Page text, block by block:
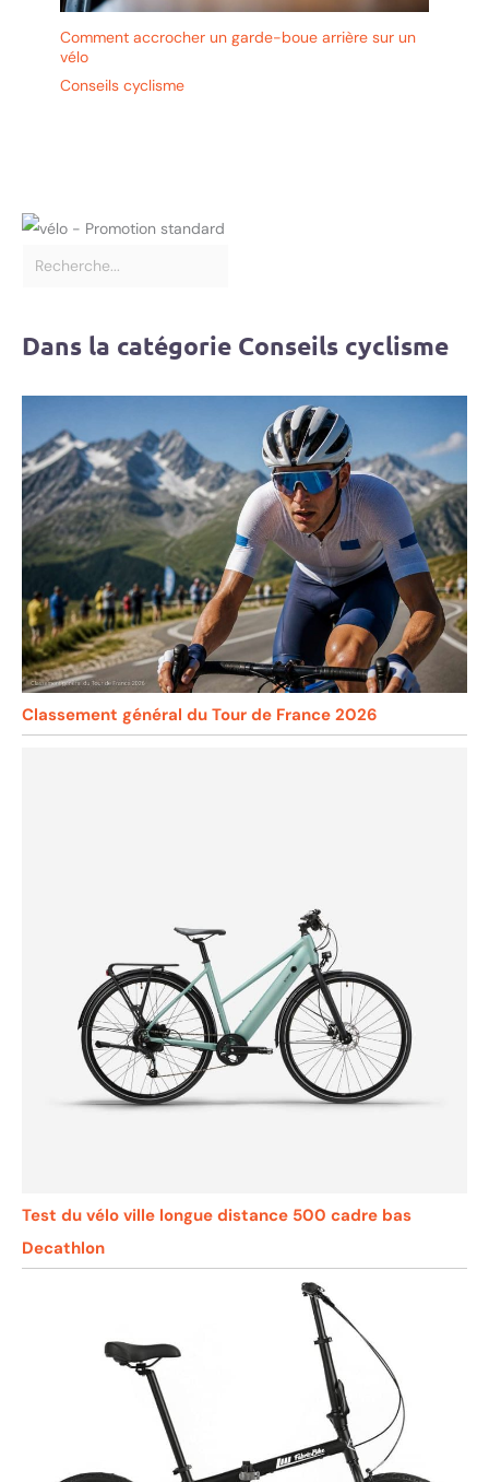
Comment accrocher un garde-boue arrière sur un
vélo
Conseils cyclisme
Dans la catégorie Conseils cyclisme
Classement général du Tour de France 2026
Test du vélo ville longue distance 500 cadre bas
Decathlon